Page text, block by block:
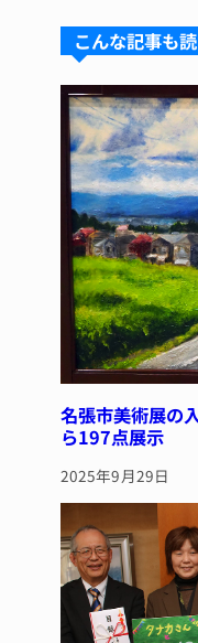
s
k
y
こんな記事も
名張市美術展の
ら197点展示
2025年9月29日